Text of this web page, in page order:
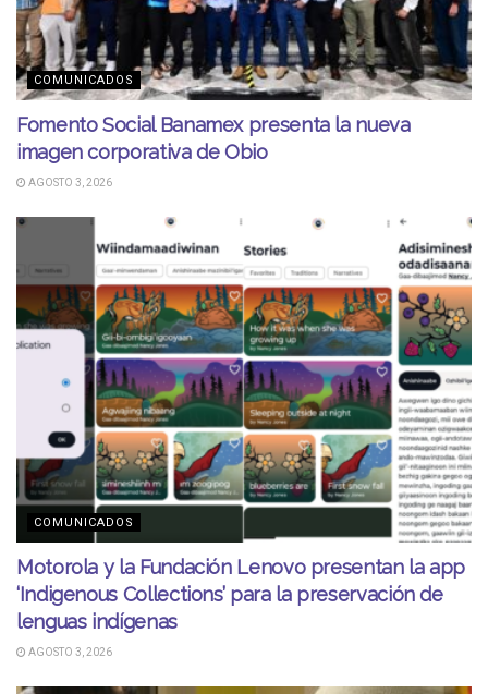
COMUNICADOS
Fomento Social Banamex presenta la nueva
imagen corporativa de Obio
AGOSTO 3, 2026
COMUNICADOS
Motorola y la Fundación Lenovo presentan la app
‘Indigenous Collections’ para la preservación de
lenguas indígenas
AGOSTO 3, 2026